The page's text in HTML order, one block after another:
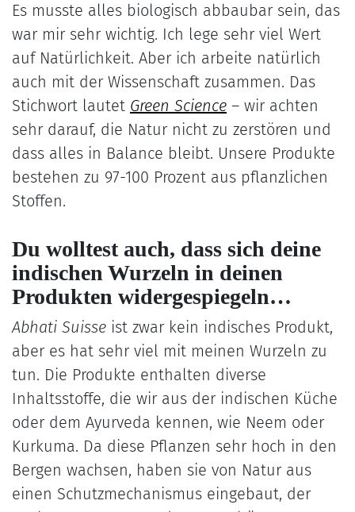
Es musste alles biologisch abbaubar sein, das
war mir sehr wichtig. Ich lege sehr viel Wert
auf Natürlichkeit. Aber ich arbeite natürlich
auch mit der Wissenschaft zusammen. Das
Stichwort lautet Green Science – wir achten
sehr darauf, die Natur nicht zu zerstören und
dass alles in Balance bleibt. Unsere Produkte
bestehen zu 97-100 Prozent aus pflanzlichen
Stoffen.
Du wolltest auch, dass sich deine
indischen Wurzeln in deinen
Produkten widergespiegeln…
Abhati Suisse ist zwar kein indisches Produkt,
aber es hat sehr viel mit meinen Wurzeln zu
tun. Die Produkte enthalten diverse
Inhaltsstoffe, die wir aus der indischen Küche
oder dem Ayurveda kennen, wie Neem oder
Kurkuma. Da diese Pflanzen sehr hoch in den
Bergen wachsen, haben sie von Natur aus
einen Schutzmechanismus eingebaut, der